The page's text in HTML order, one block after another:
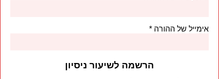
אימייל של ההורה
הרשמה לשיעור ניסיון